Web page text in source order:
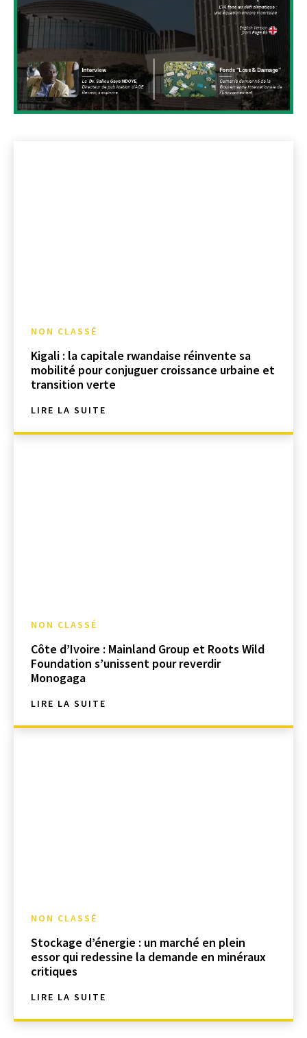
NON CLASSÉ
Kigali : la capitale rwandaise réinvente sa
mobilité pour conjuguer croissance urbaine et
transition verte
LIRE LA SUITE
NON CLASSÉ
Côte d’Ivoire : Mainland Group et Roots Wild
Foundation s’unissent pour reverdir
Monogaga
LIRE LA SUITE
NON CLASSÉ
Stockage d’énergie : un marché en plein
essor qui redessine la demande en minéraux
critiques
LIRE LA SUITE